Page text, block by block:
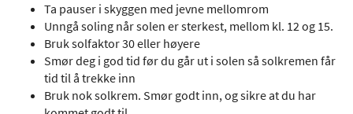
Ta pauser i skyggen med jevne mellomrom
Unngå soling når solen er sterkest, mellom kl. 12 og 15.
Bruk solfaktor 30 eller høyere
Smør deg i god tid før du går ut i solen så solkremen får
tid til å trekke inn
Bruk nok solkrem. Smør godt inn, og sikre at du har